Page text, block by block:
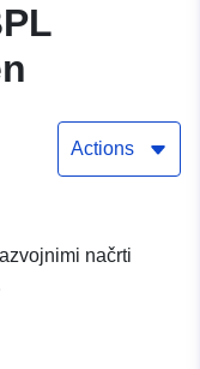
Actions
načrti